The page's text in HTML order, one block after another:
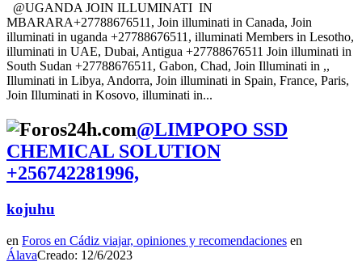
@UGANDA JOIN ILLUMINATI IN
MBARARA+27788676511, Join illuminati in Canada, Join
illuminati in uganda +27788676511, illuminati Members in Lesotho,
illuminati in UAE, Dubai, Antigua +27788676511 Join illuminati in
South Sudan +27788676511, Gabon, Chad, Join Illuminati in ,,
Illuminati in Libya, Andorra, Join illuminati in Spain, France, Paris,
Join Illuminati in Kosovo, illuminati in...
@LIMPOPO SSD
CHEMICAL SOLUTION
+256742281996,
kojuhu
en Foros en Cádiz viajar, opiniones y recomendaciones en
ÁlavaCreado: 12/6/2023